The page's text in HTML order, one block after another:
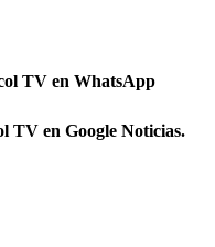
TV en WhatsApp
TV en Google Noticias.